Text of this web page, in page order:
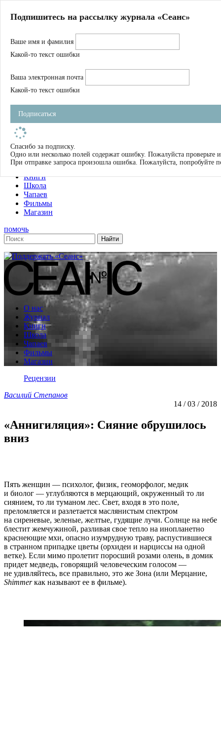
Магазин
Журнал
Школа
Устав
Фильмы
Имена
Тэги
О нас
Журнал
Книги
Школа
Чапаев
Фильмы
Магазин
помочь
О нас
Журнал
Книги
Школа
Чапаев
Фильмы
Магазин
Рецензии
Василий Степанов
14 / 03 / 2018
«Аннигиляция»: Сияние обрушилось
вниз
Пять женщин — психолог, физик, геоморфолог, медик
и биолог — углубляются в мерцающий, окруженный то ли
сиянием, то ли туманом лес. Свет, входя в это поле,
преломляется и разлетается маслянистым спектром
на сиреневые, зеленые, желтые, гудящие лучи. Солнце на небе
блестит жемчужиной, разливая свое тепло на инопланетно
краснеющие мхи, опасно изумрудную траву, распустившиеся
в странном припадке цветы (орхидеи и нарциссы на одной
ветке). Если мимо пролетит поросший розами олень, в домик
придет медведь, говорящий человеческим голосом —
не удивляйтесь, все правильно, это же Зона (или Мерцание,
Shimmerкак называют ее в фильме).
Подпишитесь на рассылку журнала «Сеанс»
Ваше имя и фамилия
Какой-то текст ошибки
Ваша электронная почта
Какой-то текст ошибки
Подписаться
Спасибо за подписку.
Одно или несколько полей содержат ошибку. Пожалуйста проверьте
При отправке запроса произошла ошибка. Пожалуйста, попробуйте